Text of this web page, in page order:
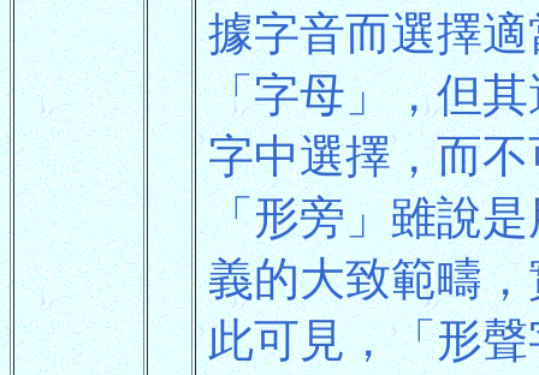
據字音而選擇
「字母」，但
字中選擇，而
「形旁」雖說
義的大致範疇
此可見，「形